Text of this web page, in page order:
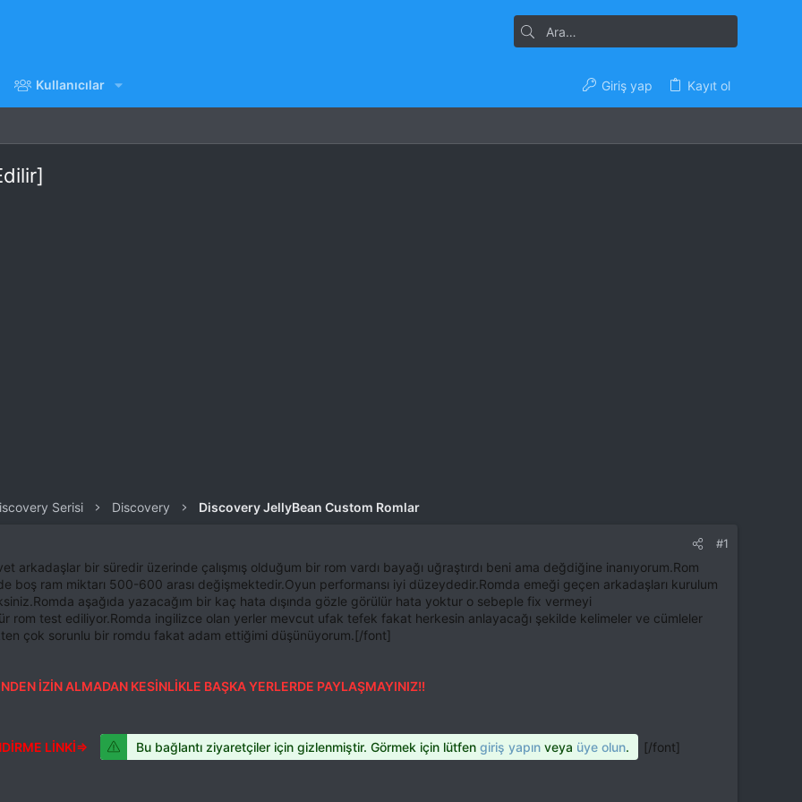
Kullanıcılar Giriş yap Kayıt ol
Serisi Discovery Discovery JellyBean Custom Romlar
#1
arkadaşlar bir süredir üzerinde çalışmış olduğum bir rom vardı bayağı uğraştırdı beni ama değdiğine inanıyorum.Rom
boş ram miktarı 500-600 arası değişmektedir.Oyun performansı iyi düzeydedir.Romda emeği geçen arkadaşları kurulum
aşağıda yazacağım bir kaç hata dışında gözle görülür hata yoktur o sebeple fix vermeyi
rom test ediliyor.Romda ingilizce olan yerler mevcut ufak tefek fakat herkesin anlayacağı şekilde kelimeler ve cümleler
çok sorunlu bir romdu fakat adam ettiğimi düşünüyorum.[/font]
İZİN ALMADAN KESİNLİKLE BAŞKA YERLERDE PAYLAŞMAYINIZ!!
LİNKİ=> Bu bağlantı ziyaretçiler için gizlenmiştir. Görmek için lütfen giriş yapın veya üye olun. [/font]